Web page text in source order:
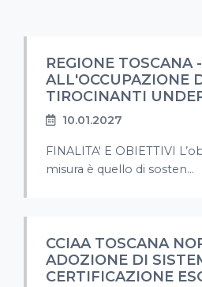
REGIONE TOSCANA
ALL'OCCUPAZIONE
TIROCINANTI
10.01.2027
FINALITA' E OBIETTIVI
misura è quello di sosten...
CCIAA TOSCANA
ADOZIONE DI
CERTIFICAZIONE